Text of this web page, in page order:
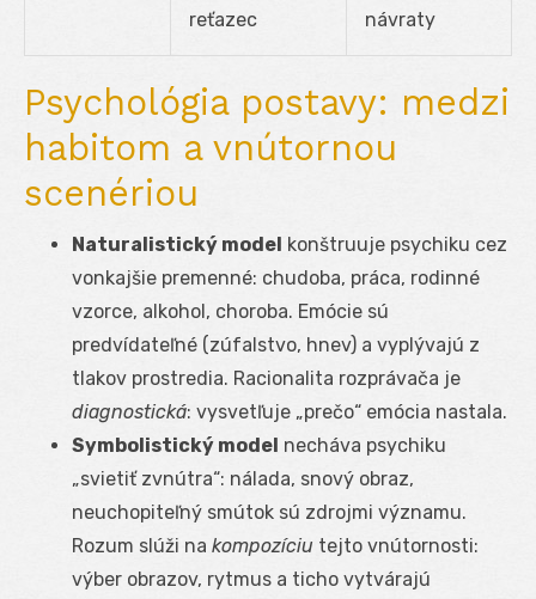
reťazec
návraty
Psychológia postavy: medzi
habitom a vnútornou
scenériou
Naturalistický model konštruuje psychiku cez
vonkajšie premenné: chudoba, práca, rodinné
vzorce, alkohol, choroba. Emócie sú
predvídateľné (zúfalstvo, hnev) a vyplývajú z
tlakov prostredia. Racionalita rozprávača je
diagnostická: vysvetľuje „prečo“ emócia nastala.
Symbolistický model necháva psychiku
„svietiť zvnútra“: nálada, snový obraz,
neuchopiteľný smútok sú zdrojmi významu.
Rozum slúži na kompozíciu tejto vnútornosti:
výber obrazov, rytmus a ticho vytvárajú